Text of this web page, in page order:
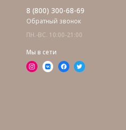
8 (800) 300-68-69
Обратный звонок
ПН.-ВС. 10:00-21:00
Мы в сети